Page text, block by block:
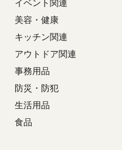
イベント関連
美容・健康
キッチン関連
アウトドア関連
事務用品
防災・防犯
生活用品
食品